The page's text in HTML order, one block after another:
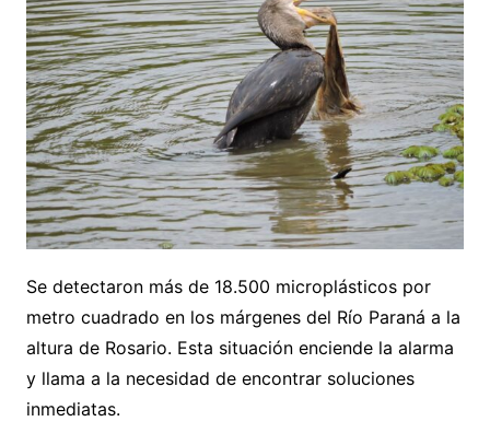
Se detectaron más de 18.500 microplásticos por
metro cuadrado en los márgenes del Río Paraná a la
altura de Rosario. Esta situación enciende la alarma
y llama a la necesidad de encontrar soluciones
inmediatas.